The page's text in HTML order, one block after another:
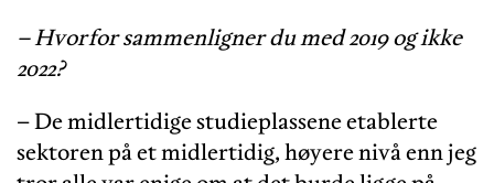
– Hvorfor sammenligner du med 2019 og ikke
2022?
– De midlertidige studieplassene etablerte
sektoren på et midlertidig, høyere nivå enn jeg